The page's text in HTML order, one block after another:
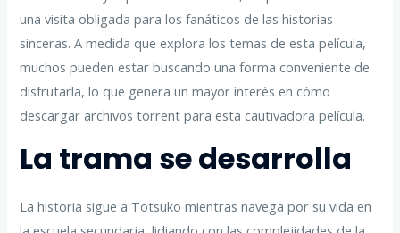
una visita obligada para los fanáticos de las historias
sinceras. A medida que explora los temas de esta película,
muchos pueden estar buscando una forma conveniente de
disfrutarla, lo que genera un mayor interés en cómo
descargar archivos torrent para esta cautivadora película.
La trama se desarrolla
La historia sigue a Totsuko mientras navega por su vida en